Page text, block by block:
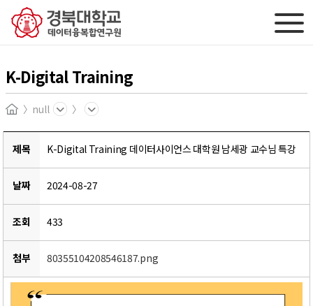
K-Digital Training
Homenull
제목 K-Digital Training 데이터사이언스 대학원 남세광 교수님 특강
날짜 2024-08-27
조회 433
첨부 80355104208546187.png